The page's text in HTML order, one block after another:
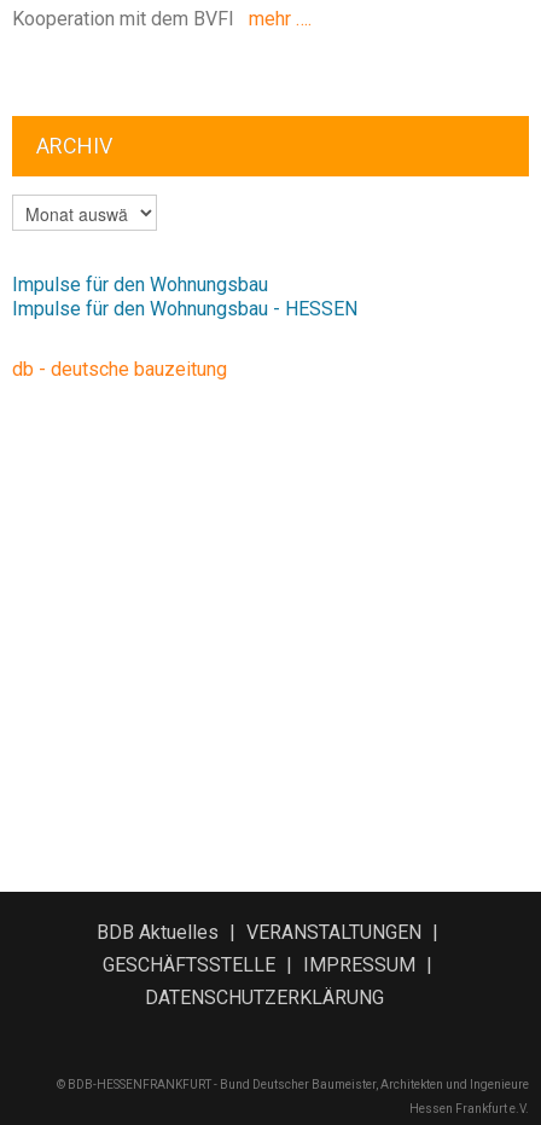
Kooperation mit dem BVFI
mehr ….
ARCHIV
ARCHIV
Impulse für den Wohnungsbau
Impulse für den Wohnungsbau - HESSEN
db - deutsche bauzeitung
BDB Aktuelles
VERANSTALTUNGEN
GESCHÄFTSSTELLE
IMPRESSUM
DATENSCHUTZERKLÄRUNG
© BDB-HESSENFRANKFURT - Bund Deutscher Baumeister, Architekten und Ingenieure
Hessen Frankfurt e.V.